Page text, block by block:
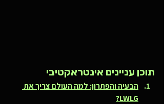
תוכן עניינים אינטראקטיבי
הבעיה והפתרון: למה העולם צריך את
LWLG?